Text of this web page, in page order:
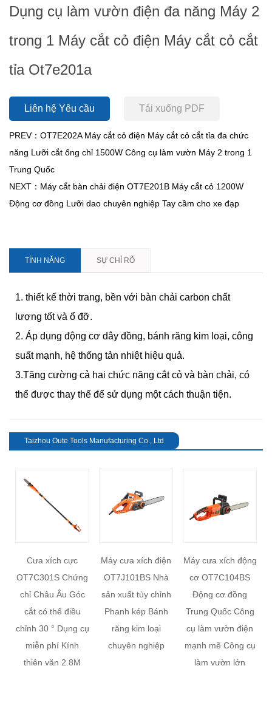
Dụng cụ làm vườn điện đa năng Máy 2
trong 1 Máy cắt cỏ điện Máy cắt cỏ cắt
tỉa Ot7e201a
Liên hệ Yêu cầu Tải xuống PDF
PREV：OT7E202A Máy cắt cỏ điện Máy cắt cỏ cắt tỉa đa chức
năng Lưỡi cắt ống chỉ 1500W Công cụ làm vườn Máy 2 trong 1
Trung Quốc
NEXT：Máy cắt bàn chải điện OT7E201B Máy cắt cỏ 1200W
Động cơ đồng Lưỡi dao chuyên nghiệp Tay cầm cho xe đạp
TÍNH NĂNG SỰ CHỈ RÕ
1. thiết kế thời trang, bền với bàn chải carbon chất
lượng tốt và ổ đỡ.
2. Áp dụng động cơ dây đồng, bánh răng kim loại, công
suất mạnh, hệ thống tản nhiệt hiệu quả.
3.Tăng cường cả hai chức năng cắt cỏ và bàn chải, có
thể được thay thế để sử dụng một cách thuận tiện.
Taizhou Oute Tools Manufacturing Co., Ltd
Cưa xích cực
OT7C301S Chứng
chỉ Châu Âu Góc
cắt có thể điều
chỉnh 30 ° Dụng cụ
miễn phí Kính
thiên văn 2.8M
Máy cưa xích điện
OT7J101BS Nhà
sản xuất tùy chỉnh
Phanh kép Bánh
răng kim loại
chuyên nghiệp
Máy cưa xích động
cơ OT7C104BS
Động cơ đồng
Trung Quốc Công
cụ làm vườn điện
mạnh mẽ Công cụ
làm vườn lớn